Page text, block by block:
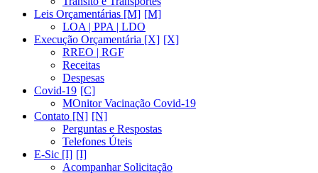
Leis Orçamentárias [M]
LOA | PPA | LDO
Execução Orçamentária [X]
RREO | RGF
Receitas
Despesas
Covid-19
MOnitor Vacinação Covid-19
Contato [N]
Perguntas e Respostas
Telefones Úteis
E-Sic [I]
Acompanhar Solicitação